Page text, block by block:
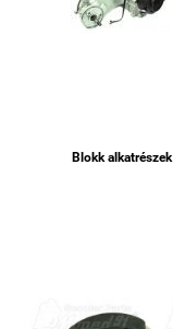
Blokk alkatrészek